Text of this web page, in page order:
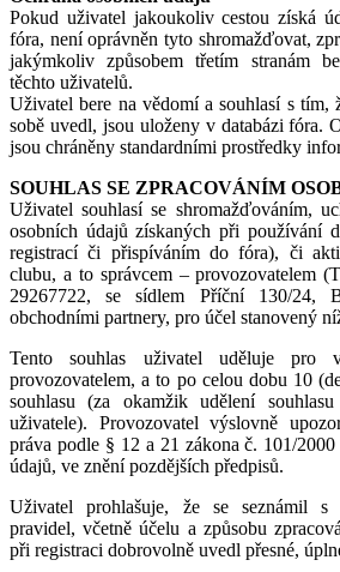
Pokud uživatel jakoukoliv cestou získá
fóra, není oprávněn tyto shromažďovat,
jakýmkoliv způsobem třetím stranám
těchto uživatelů.
Uživatel bere na vědomí a souhlasí s tím,
sobě uvedl, jsou uloženy v databázi fóra.
jsou chráněny standardními prostředky
SOUHLAS SE ZPRACOVÁNÍM
Uživatel souhlasí se shromažďováním,
osobních údajů získaných při používání
registrací či přispíváním do fóra), či
clubu, a to správcem – provozovatelem
29267722, se sídlem Příční 130/
obchodními partnery, pro účel stanovený
Tento souhlas uživatel uděluje pro
provozovatelem, a to po celou dobu 10
souhlasu (za okamžik udělení
uživatele). Provozovatel výslovně
práva podle § 12 a 21 zákona č. 101/
údajů, ve znění pozdějších předpisů.
Uživatel prohlašuje, že se seznámil s
pravidel, včetně účelu a způsobu
při registraci dobrovolně uvedl přesné,